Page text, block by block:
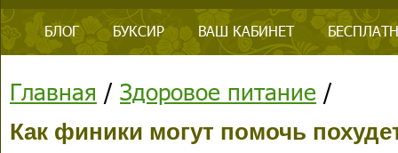
БЛОГ БУКСИР ВАШ КАБИНЕТ
Главная / Здоровое питание /
Как финики могут помочь